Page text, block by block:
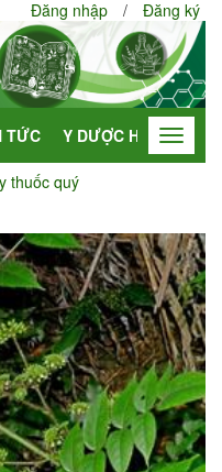
Đăng nhập / Đăng ký
TỨC Y DƯỢC HỌC Toggle
thuốc quý